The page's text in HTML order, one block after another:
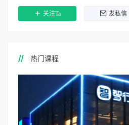
关注Ta 发私信
热门课程